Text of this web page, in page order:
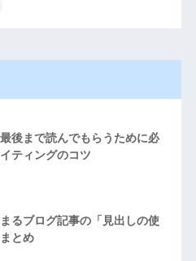
後まで読んでもらうために必
ティングのコツ
るブログ記事の「見出しの使
とめ